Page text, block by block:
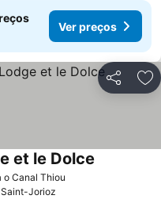
Ver preços
Partilhar
o Canal Thiou
et le Dolce
Saint-Jorioz